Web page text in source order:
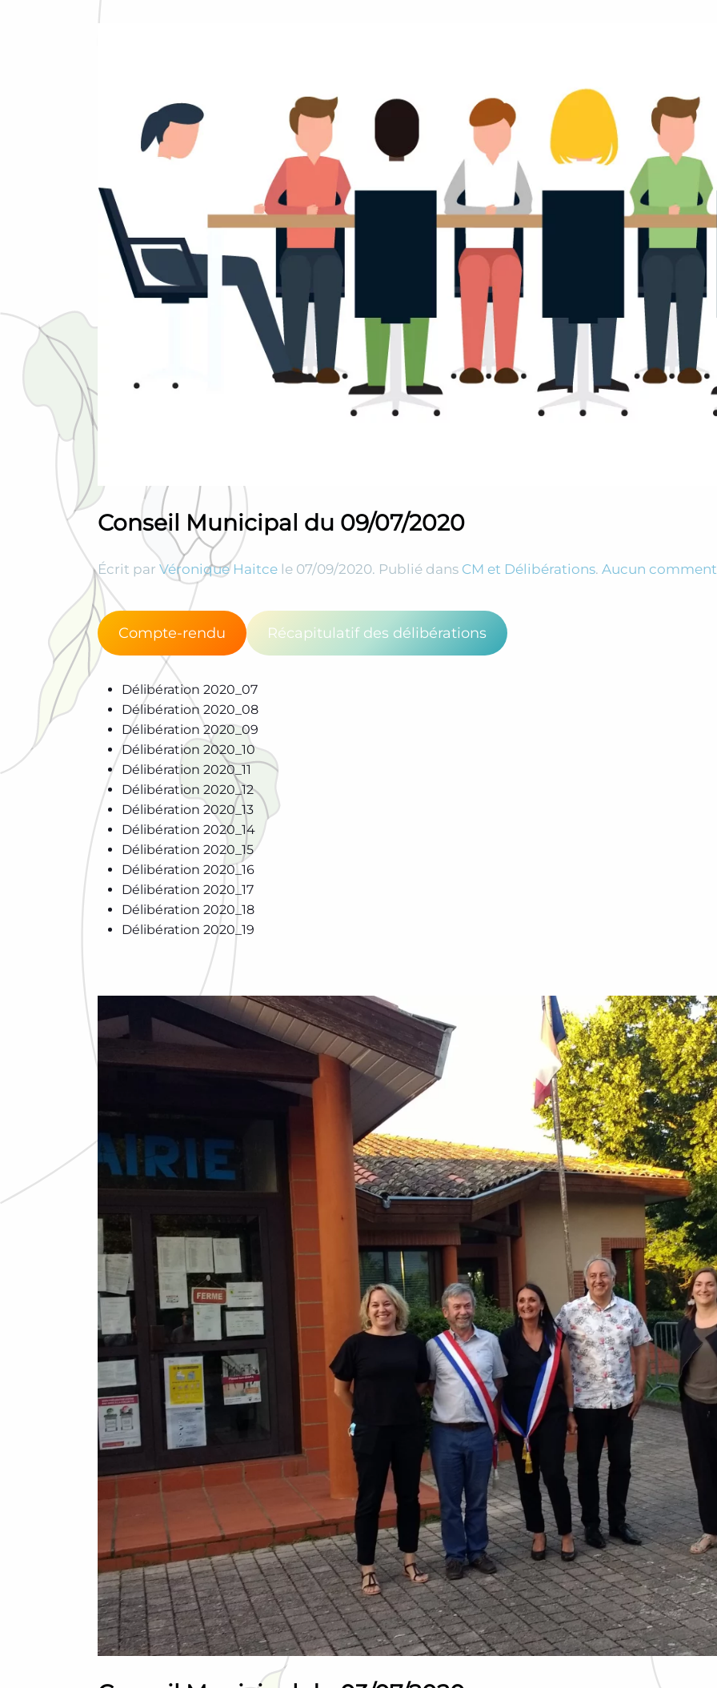
Conseil Municipal du 09/07/2020
Écrit par Véronique Haitce le 07/09/2020. Publié dans CM et Délibérations. Aucun
Compte-rendu Récapitulatif des délibérations
Délibération 2020_07
Délibération 2020_08
Délibération 2020_09
Délibération 2020_10
Délibération 2020_11
Délibération 2020_12
Délibération 2020_13
Délibération 2020_14
Délibération 2020_15
Délibération 2020_16
Délibération 2020_17
Délibération 2020_18
Délibération 2020_19